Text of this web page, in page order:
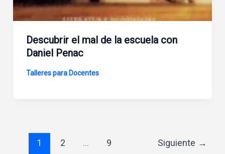
Descubrir el mal de la escuela con
Daniel Penac
Talleres para Docentes
1 2 … 9 Siguiente →